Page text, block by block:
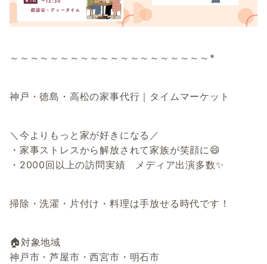
～～～～～～～～～～～～～～～～～～～～*
神戸・徳島・高松の家事代行｜タイムマーケット
＼今よりもっと家が好きになる／
・家事ストレスから解放されて家族が笑顔に😄
・2000回以上の訪問実績 メディア出演多数✨
掃除・洗濯・片付け・料理は手放せる時代です！
🏠対象地域
神戸市・芦屋市・西宮市・明石市